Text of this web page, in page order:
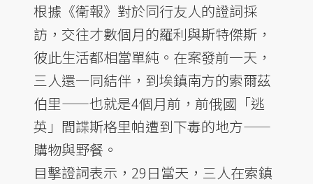
根據《衛報》對於同行友人的證詞採
訪，交往才數個月的羅利與斯特傑斯，
彼此生活都相當單純。在案發前一天，
三人還一同結伴，到埃鎮南方的索爾茲
伯里——也就是4個月前，前俄國「逃
英」間諜斯格里帕遭到下毒的地方——
購物與野餐。
目擊證詞表示，29日當天，三人在索鎮